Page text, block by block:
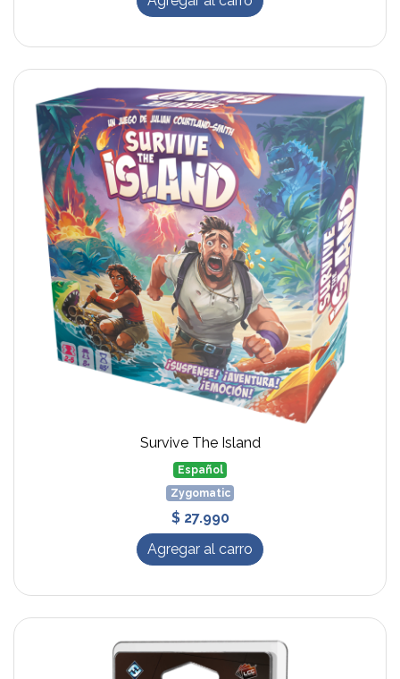
Survive The Island
Español
Zygomatic
$ 27.990
Agregar al carro